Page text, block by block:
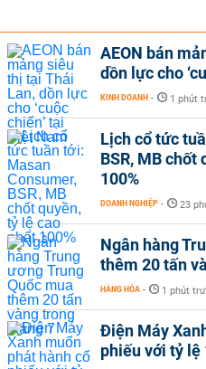
AEON bán
dồn lực cho
KINH DOANH - 1 phút
Lịch cổ tức
BSR, MB chốt
100%
DOANH NGHIỆP - 23
Ngân hàng
thêm 20 tấn
HÀNG HÓA - 1 phút
Điện Máy
phiếu với tỷ lệ